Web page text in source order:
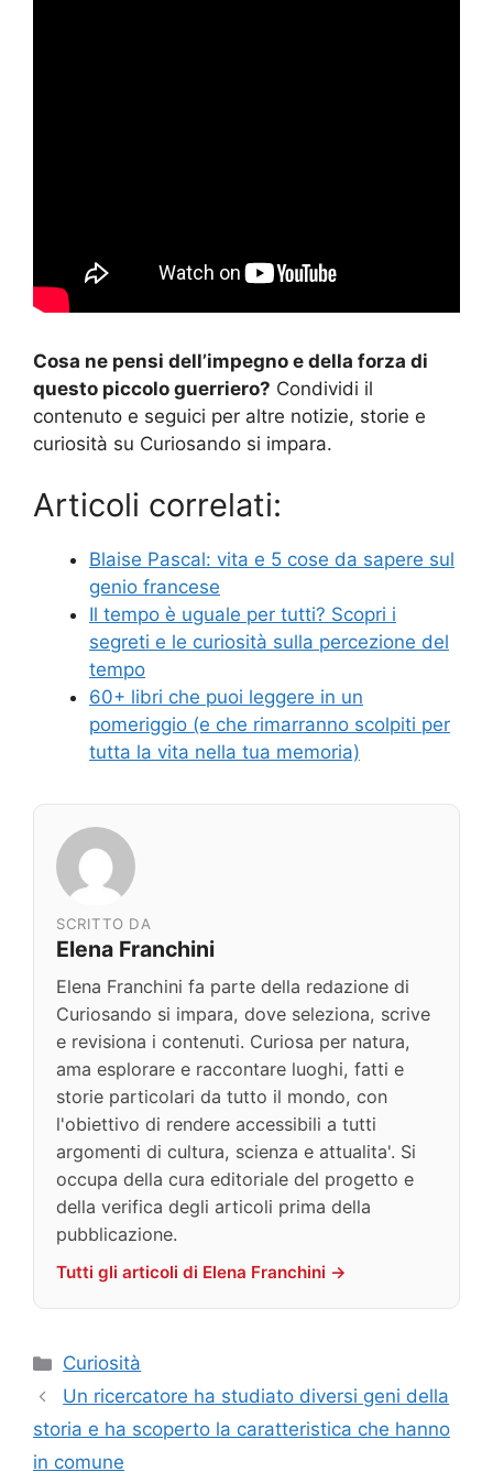
Cosa ne pensi dell’impegno e della forza di
questo piccolo guerriero? Condividi il
contenuto e seguici per altre notizie, storie e
curiosità su Curiosando si impara.
Articoli correlati:
Blaise Pascal: vita e 5 cose da sapere sul
genio francese
Il tempo è uguale per tutti? Scopri i
segreti e le curiosità sulla percezione del
tempo
60+ libri che puoi leggere in un
pomeriggio (e che rimarranno scolpiti per
tutta la vita nella tua memoria)
SCRITTO DA
Elena Franchini
Elena Franchini fa parte della redazione di
Curiosando si impara, dove seleziona, scrive
e revisiona i contenuti. Curiosa per natura,
ama esplorare e raccontare luoghi, fatti e
storie particolari da tutto il mondo, con
l'obiettivo di rendere accessibili a tutti
argomenti di cultura, scienza e attualita'. Si
occupa della cura editoriale del progetto e
della verifica degli articoli prima della
pubblicazione.
Tutti gli articoli di Elena Franchini →
Categorie
Curiosità
Un ricercatore ha studiato diversi geni della
storia e ha scoperto la caratteristica che hanno
in comune